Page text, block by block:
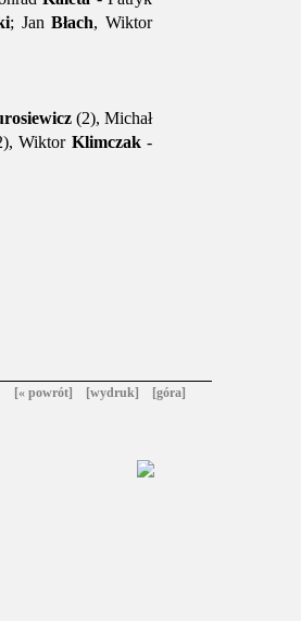
; JanBłach, Wiktor
(2), Michał
Wiktor Klimczak-
[« powrót] [wydruk] [góra]